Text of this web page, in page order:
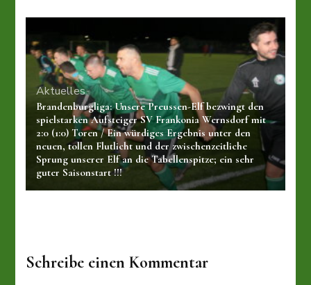
Aktuelles
Brandenburgliga: Unsere Preussen-Elf bezwingt den
spielstarken Aufsteiger SV Frankonia Wernsdorf mit
2:0 (1:0) Toren / Ein würdiges Ergebnis unter den
neuen, tollen Flutlicht und der zwischenzeitliche
Sprung unserer Elf an die Tabellenspitze; ein sehr
guter Saisonstart !!!
Schreibe einen Kommentar